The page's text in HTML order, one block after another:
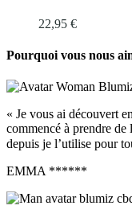
22,95 €
Pourquoi vous nous
« Je vous ai découvert
commencé à prendre de
depuis je l’utilise pour
EMMA ******